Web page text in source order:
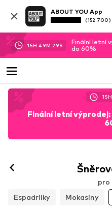
ABOUT YOU App
(152 700)
15H 49M 26S
Finální letní
do 60%
15H
Finální letní výprodej:
pro
Espadrilky
Mokasíny